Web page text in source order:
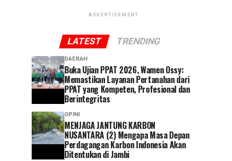
ADVERTISEMENT
LATEST TRENDING
DAERAH
Buka Ujian PPAT 2026, Wamen Ossy:
Memastikan Layanan Pertanahan dari
PPAT yang Kompeten, Profesional dan
Berintegritas
OPINI
MENJAGA JANTUNG KARBON
NUSANTARA (2) Mengapa Masa Depan
Perdagangan Karbon Indonesia Akan
Ditentukan di Jambi